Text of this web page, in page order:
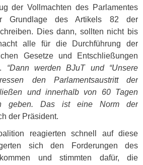
der Vollmachten des Parlamentes
Grundlage des Artikels 82 der
Dies dann, sollten nicht bis
alle für die Durchführung der
Gesetze und Entschließungen
“Dann werden BJuT und “Unsere
den Parlamentsaustritt der
und innerhalb von 60 Tagen
geben. Das ist eine Norm der
der Präsident.
reagierten schnell auf diese
sich den Forderungen des
und stimmten dafür, die